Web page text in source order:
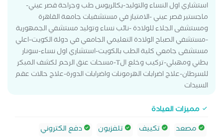
استشاري اول النساء والتوليد-بكالريوس طب وجراحة قصر عيني-
ماجستير قصر عيني -الامتياز في مستشفيات جامعة القاهرة
ومستشفى الجلاء للولادة -نائب نساء وتوليد مستشفي الجمهورية
-مستشفي الصباح الولادة التعليمي الجامعي في دولة الكويت-اعلي
مستشفى جامعي كلية الطب بالكويت-استشاري اول نساء-سونار
بطني ومهبلي-تركيب وخلع الT-مسحات عنق الرحم لكشف المبكر
للسرطان-علاج اضرابات الهرمونات واضرابات الدورة-علاج حالات عقم
السيدات
مميزات العيادة
مصعد
تكييف تلفزيون
دفع الكتروني